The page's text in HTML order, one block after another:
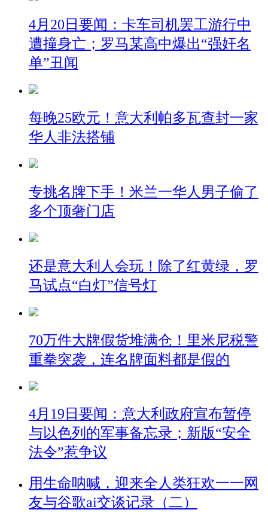
4月20日要闻：卡车司机罢工游行中
遭撞身亡；罗马某高中爆出“强奸名
单”丑闻
每晚25欧元！意大利帕多瓦查封一家
华人非法搭铺
专挑名牌下手！米兰一华人男子偷了
多个顶奢门店
还是意大利人会玩！除了红黄绿，罗
马试点“白灯”信号灯
70万件大牌假货堆满仓！里米尼税警
重拳突袭，连名牌面料都是假的
4月19日要闻：意大利政府宣布暂停
与以色列的军事备忘录；新版“安全
法令”惹争议
用生命呐喊，迎来全人类狂欢一一网
友与谷歌ai交谈记录（二）